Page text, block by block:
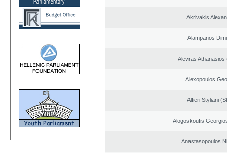
Akrivakis
Alampanos
Alevras Athanasios
Alexopoulos
Alfieri Styliani
Alogoskoufis
Anastasopoulos